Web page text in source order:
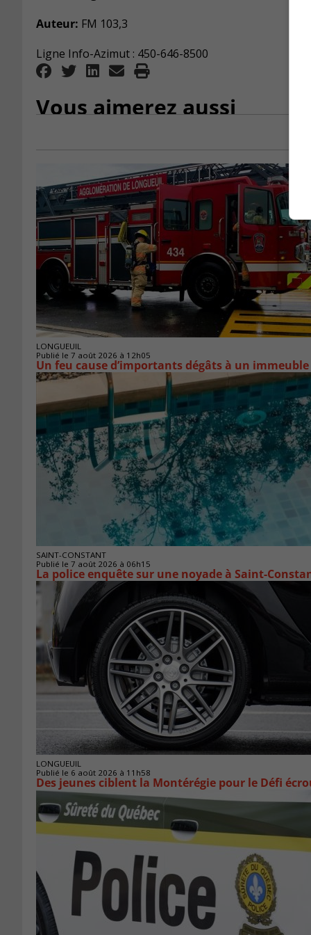
Auteur: FM 103,3
Ligne Info-Azimut : 450-646-8500
Vous aimerez aussi
LONGUEUIL
Publié le 7 août 2026 à 12h05
Un feu cause d’importants dégâts à un
SAINT-CONSTANT
Publié le 7 août 2026 à 06h15
La police enquête sur une noyade à Saint-
LONGUEUIL
Publié le 6 août 2026 à 11h58
Des jeunes ciblent la Montérégie pour le Défi